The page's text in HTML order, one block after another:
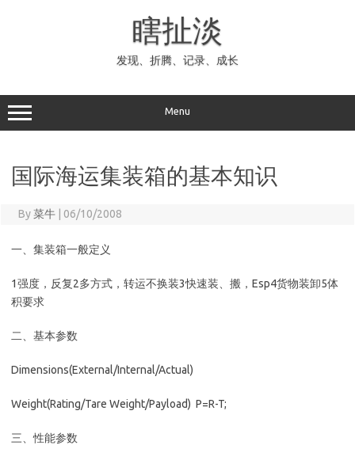
瞎扯淡
发现、折腾、记录、成长
Menu
国际海运集装箱的基本知识
By菜牛 06/10/2008
一、集装箱一般定义
1强度，反复2多方式，转运不换装3快速装、搬，Esp4货物装卸5体
积要求
二、基本参数
Dimensions(External/Internal/Actual)
Weight(Rating/Tare Weight/Payload) P=R-T;
三、性能参数